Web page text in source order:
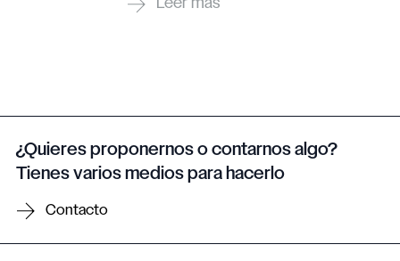
¿Quieres proponernos o contarnos algo?
Tienes varios medios para hacerlo
Contacto